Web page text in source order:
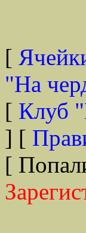
[
"На
[ Клуб
] [
[